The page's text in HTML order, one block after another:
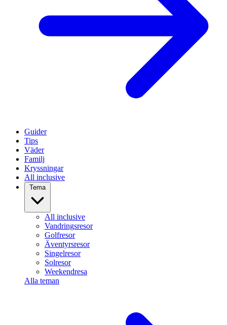
Guider
Tips
Väder
Familj
Kryssningar
All inclusive
Tema
All inclusive
Vandringsresor
Golfresor
Äventyrsresor
Singelresor
Solresor
Weekendresa
Alla teman